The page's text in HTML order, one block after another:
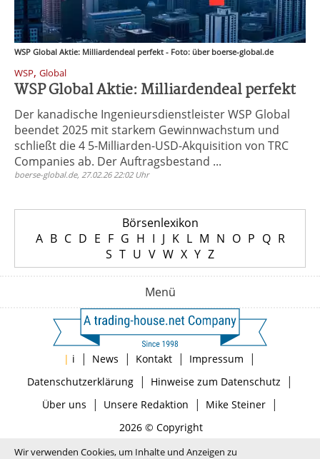
WSP Global Aktie: Milliardendeal perfekt - Foto: über boerse-global.de
WSP, Global
WSP Global Aktie: Milliardendeal perfekt
Der kanadische Ingenieursdienstleister WSP Global
beendet 2025 mit starkem Gewinnwachstum und
schließt die 4 5-Milliarden-USD-Akquisition von TRC
Companies ab. Der Auftragsbestand ...
boerse-global.de, 27.02.26 22:02 Uhr
Börsenlexikon
A B C D E F G H I J K L M N O P Q R
S T U V W X Y Z
Menü
| i | News | Kontakt | Impressum |
Datenschutzerklärung| Hinweise zum Datenschutz |
Über uns | Unsere Redaktion | Mike Steiner|
2026 © Copyright
Wir verwenden Cookies, um Inhalte und Anzeigen zu